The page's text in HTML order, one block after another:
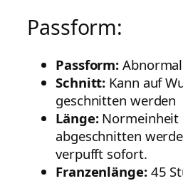
Passform:
Passform:
Schnitt: Kann auf
geschnitten werden
Länge:Normeinheit
abgeschnitten
verpufft sofort.
Franzenlänge:45